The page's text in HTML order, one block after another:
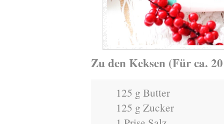
Zu den Keksen (Für ca.
125 g Butter
125 g Zucker